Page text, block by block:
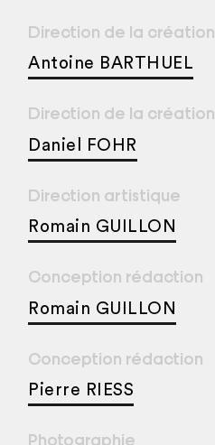
Direction de la création
Antoine BARTHUEL
Direction de la création
Daniel FOHR
Direction artistique
Romain GUILLON
Conception rédaction
Romain GUILLON
Conception rédaction
Pierre RIESS
Photographie